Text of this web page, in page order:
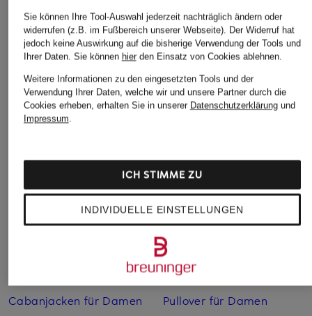
Anzüge für Herren
Bikinis Damen
Braune Stiefel für Damen
Cabanjacken für Damen
Kleider
Lange Ballkleider
Lederjacken für Damen
Mäntel für Damen
Parkas für Herren
Pullover für Damen
Sie können Ihre Tool-Auswahl jederzeit nachträglich ändern oder
widerrufen (z.B. im Fußbereich unserer Webseite). Der Widerruf hat
jedoch keine Auswirkung auf die bisherige Verwendung der Tools und
Ihrer Daten. Sie können hierden Einsatz von Cookies ablehnen.
Weitere Informationen zu den eingesetzten Tools und der
Verwendung Ihrer Daten, welche wir und unsere Partner durch die
Cookies erheben, erhalten Sie in unserer Datenschutzerklärungund
Impressum.
INDIVIDUELLE EINSTELLUNGEN
ICH STIMME ZU